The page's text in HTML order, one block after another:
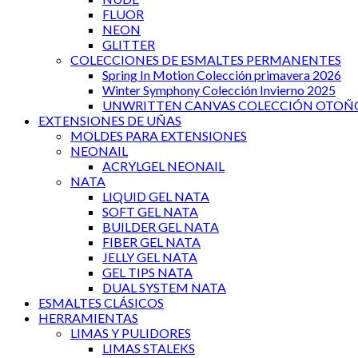
FLUOR
NEON
GLITTER
COLECCIONES DE ESMALTES PERMANENTES
Spring In Motion Colección primavera 2026
Winter Symphony Colección Invierno 2025
UNWRITTEN CANVAS COLECCIÓN
EXTENSIONES DE UÑAS
MOLDES PARA EXTENSIONES
NEONAIL
ACRYLGEL NEONAIL
NATA
LIQUID GEL NATA
SOFT GEL NATA
BUILDER GEL NATA
FIBER GEL NATA
JELLY GEL NATA
GEL TIPS NATA
DUAL SYSTEM NATA
ESMALTES CLÁSICOS
HERRAMIENTAS
LIMAS Y PULIDORES
LIMAS STALEKS